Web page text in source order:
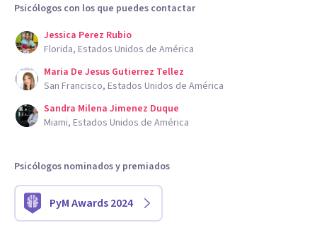
Psicólogos con los que puedes contactar
Jessica Perez Rubio
Florida, Estados Unidos de América
Maria De Jesus Gutierrez Tellez
San Francisco, Estados Unidos de América
Sandra Milena Jimenez Duque
Miami, Estados Unidos de América
Psicólogos nominados y premiados
PyM Awards 2024